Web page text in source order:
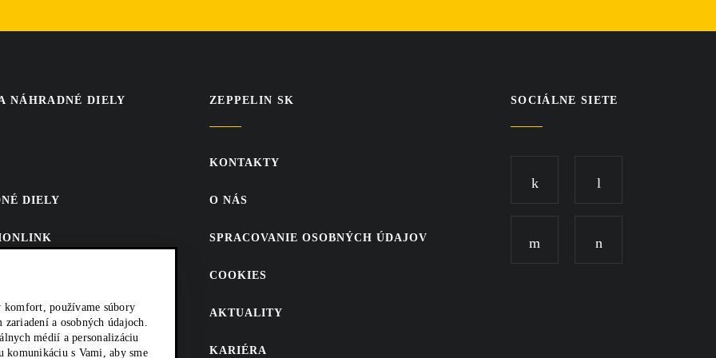
NÁHRADNÉ DIELY
DIELY
ND
ZEPPELIN SK
KONTAKTY
O NÁS
SPRACOVANIE OSOBNÝCH ÚDAJOV
COOKIES
AKTUALITY
KARIÉRA
SOCIÁLNE SIETE
komfort, používame súbory
a osobných údajoch.
médií a personalizáciu
komunikáciu s Vami, aby sme